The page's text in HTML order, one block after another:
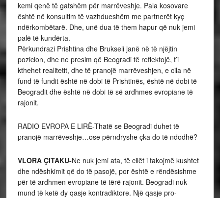
kemi qenë të gatshëm për marrëveshje. Pala kosovare
është në konsultim të vazhdueshëm me partnerët kyç
ndërkombëtarë. Dhe, unë dua të them hapur që nuk jemi
palë të kundërta.
Përkundrazi Prishtina dhe Brukseli janë në të njëjtin
pozicion, dhe ne presim që Beogradi të reflektojë, t’i
kthehet realitetit, dhe të pranojë marrëveshjen, e cila në
fund të fundit është në dobi të Prishtinës, është në dobi të
Beogradit dhe është në dobi të së ardhmes evropiane të
rajonit.
RADIO EVROPA E LIRË-Thatë se Beogradi duhet të
pranojë marrëveshje…ose përndryshe çka do të ndodhë?
VLORA ÇITAKU-Ne nuk jemi ata, të cilët i takojmë kushtet
dhe ndëshkimit që do të pasojë, por është e rëndësishme
për të ardhmen evropiane të tërë rajonit. Beogradi nuk
mund të ketë dy qasje kontradiktore. Një qasje pro-